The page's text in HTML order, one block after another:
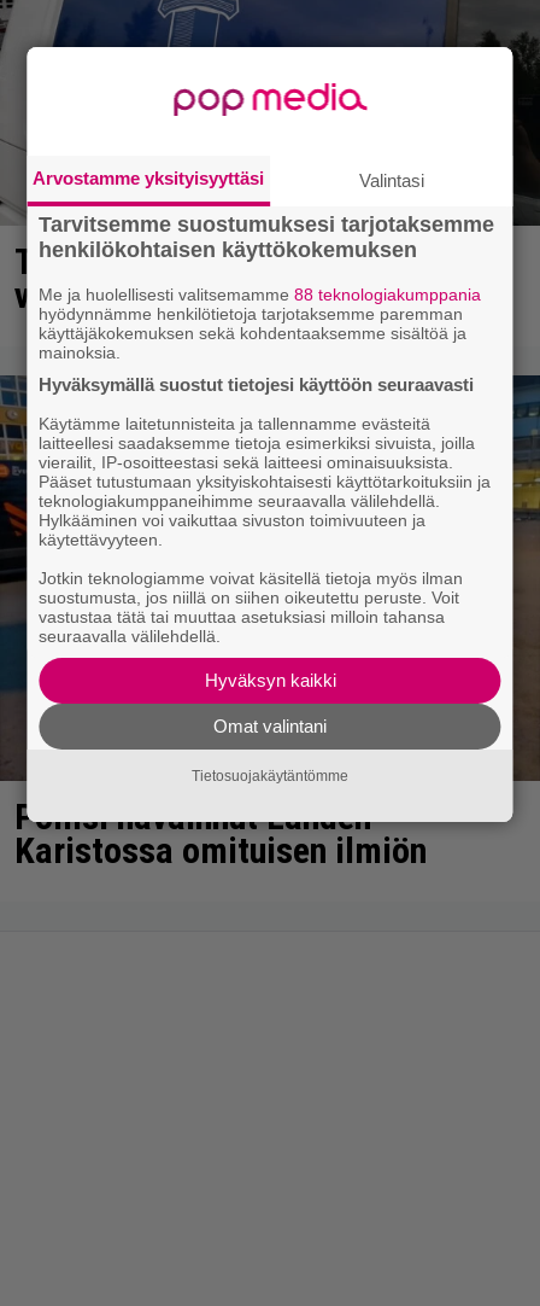
Turussa kysytään missä on tämä
viisikymppinen mies?
Poliisi havainnut Lahden
Karistossa omituisen ilmiön
Arvostamme yksityisyyttäsi Valintasi
Tarvitsemme suostumuksesi tarjotaksemme
henkilökohtaisen käyttökokemuksen
Me ja huolellisesti valitsemamme88 teknologiakumppania
hyödynnämme henkilötietoja tarjotaksemme paremman
käyttäjäkokemuksen sekä kohdentaaksemme sisältöä ja
mainoksia.
Hyväksymällä suostut tietojesi käyttöön seuraavasti
Käytämme laitetunnisteita ja tallennamme evästeitä
laitteellesi saadaksemme tietoja esimerkiksi sivuista, joilla
vierailit, IP-osoitteestasi sekä laitteesi ominaisuuksista.
Pääset tutustumaan yksityiskohtaisesti käyttötarkoituksiin ja
teknologiakumppaneihimme seuraavalla välilehdellä.
Hylkääminen voi vaikuttaa sivuston toimivuuteen ja
käytettävyyteen.
Jotkin teknologiamme voivat käsitellä tietoja myös ilman
suostumusta, jos niillä on siihen oikeutettu peruste. Voit
vastustaa tätä tai muuttaa asetuksiasi milloin tahansa
seuraavalla välilehdellä.
Hyväksyn kaikki
Omat valintani
Tietosuojakäytäntömme